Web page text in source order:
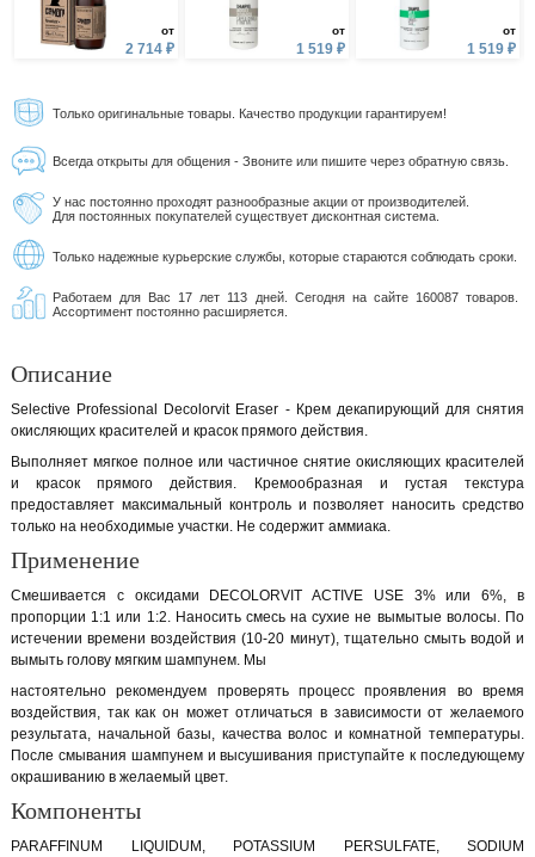
от
2 714 ₽
от
1 519 ₽
от
1 519 ₽
Только оригинальные товары. Качество продукции гарантируем!
Всегда открыты для общения - Звоните или пишите через обратную связь.
У нас постоянно проходят разнообразные акции от производителей.
Для постоянных покупателей существует дисконтная система.
Только надежные курьерские службы, которые стараются соблюдать сроки.
Работаем для Вас 17 лет 113 дней. Сегодня на сайте 160087 товаров.
Ассортимент постоянно расширяется.
Описание
Selective Professional Decolorvit Eraser - Крем декапирующий для снятия
окисляющих красителей и красок прямого действия.
Выполняет мягкое полное или частичное снятие окисляющих красителей
и красок прямого действия. Кремообразная и густая текстура
предоставляет максимальный контроль и позволяет наносить средство
только на необходимые участки. Не содержит аммиака.
Применение
Смешивается с оксидами DECOLORVIT ACTIVE USE 3% или 6%, в
пропорции 1:1 или 1:2. Наносить смесь на сухие не вымытые волосы. По
истечении времени воздействия (10-20 минут), тщательно смыть водой и
вымыть голову мягким шампунем. Мы
настоятельно рекомендуем проверять процесс проявления во время
воздействия, так как он может отличаться в зависимости от желаемого
результата, начальной базы, качества волос и комнатной температуры.
После смывания шампунем и высушивания приступайте к последующему
окрашиванию в желаемый цвет.
Компоненты
PARAFFINUM LIQUIDUM, POTASSIUM PERSULFATE, SODIUM